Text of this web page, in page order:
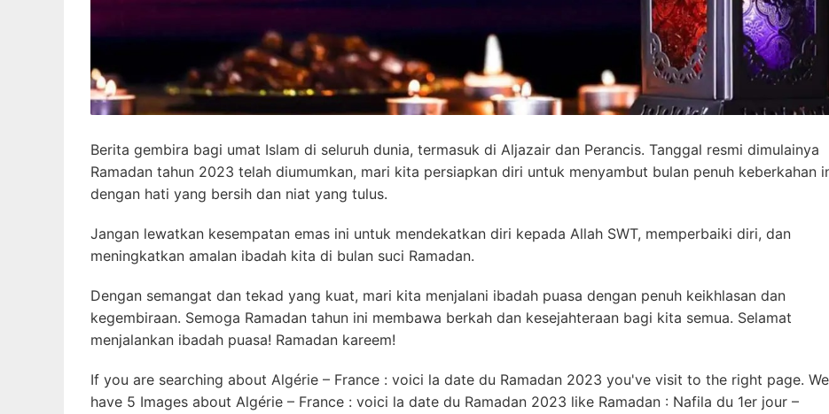
Berita gembira bagi umat Islam di seluruh dunia, termasuk di Aljazair dan Perancis. Tanggal resmi dimulainya
Ramadan tahun 2023 telah diumumkan, mari kita persiapkan diri untuk menyambut bulan penuh keberkahan
dengan hati yang bersih dan niat yang tulus.
Jangan lewatkan kesempatan emas ini untuk mendekatkan diri kepada Allah SWT, memperbaiki diri, dan
meningkatkan amalan ibadah kita di bulan suci Ramadan.
Dengan semangat dan tekad yang kuat, mari kita menjalani ibadah puasa dengan penuh keikhlasan dan
kegembiraan. Semoga Ramadan tahun ini membawa berkah dan kesejahteraan bagi kita semua. Selamat
menjalankan ibadah puasa! Ramadan kareem!
If you are searching about Algérie – France : voici la date du Ramadan 2023 you've visit to the right page. We
have 5 Images about Algérie – France : voici la date du Ramadan 2023 like Ramadan : Nafila du 1er jour –